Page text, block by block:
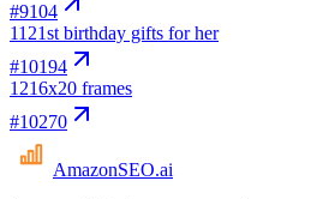
#9104
1121st birthday gifts for her
#10194
1216x20 frames
#10270
AmazonSEO.ai